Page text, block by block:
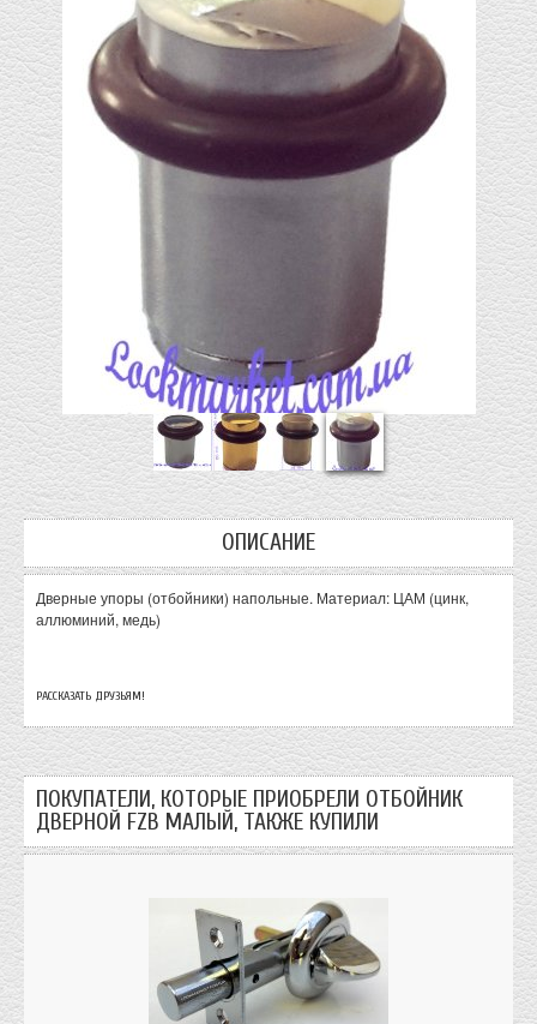
ОПИСАНИЕ
Дверные упоры (отбойники) напольные. Материал: ЦАМ (цинк,
аллюминий, медь)
РАССКАЗАТЬ ДРУЗЬЯМ!
ПОКУПАТЕЛИ, КОТОРЫЕ ПРИОБРЕЛИ ОТБОЙНИК
ДВЕРНОЙ FZB МАЛЫЙ, ТАКЖЕ КУПИЛИ